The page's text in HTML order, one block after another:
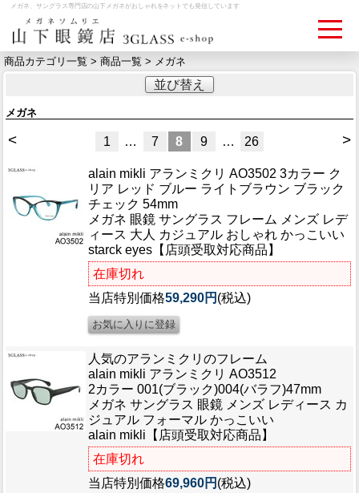
メガネ、サングラス専門店の山下メガネがおしゃれをネットでも発信しています
お問い合わせ 検眼予約
メディア情報
MEDIA
アクセス
ITEM
ブログ
BLOG
会社概要
COMPANY
インフォメーション
商品カテゴリ一覧 > 商品一覧 > メガネ
並び替え
メガネ
< >
1 … 7 8 9 … 26
alain mikli アランミクリ AO3502 3カラー ク
リア レッド ブルー ライトブラウン ブラック
チェック 54mm
メガネ 眼鏡 サングラス フレーム メンズ レデ
ィース 大人 カジュアル おしゃれ かっこいい
starck eyes【店頭受取対応商品】
在庫切れ
当店特別価格59,290円 (税込)
人気のアランミクリのフレーム
alain mikli アランミクリ AO3512
2カラー 001(ブラック)004(バラフ)47mm
メガネ サングラス 眼鏡 メンズ レディース カ
ジュアル フォーマル かっこいい
alain mikli【店頭受取対応商品】
在庫切れ
当店特別価格69,960円 (税込)